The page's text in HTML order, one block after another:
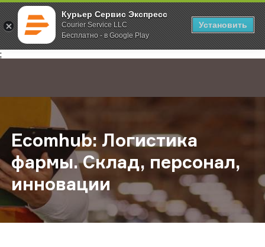
Курьер Сервис Экспресс
Courier Service LLC
Бесплатно - в Google Play
Установить
;
Главная О компании Новости Ecomhub: Логистика фармы.
Ecomhub: Логистика
фармы. Склад, персонал,
инновации